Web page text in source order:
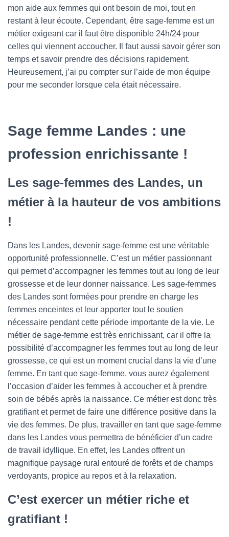
mon aide aux femmes qui ont besoin de moi, tout en
restant à leur écoute. Cependant, être sage-femme est un
métier exigeant car il faut être disponible 24h/24 pour
celles qui viennent accoucher. Il faut aussi savoir gérer son
temps et savoir prendre des décisions rapidement.
Heureusement, j’ai pu compter sur l’aide de mon équipe
pour me seconder lorsque cela était nécessaire.
Sage femme Landes : une
profession enrichissante !
Les sage-femmes des Landes, un
métier à la hauteur de vos ambitions
!
Dans les Landes, devenir sage-femme est une véritable
opportunité professionnelle. C’est un métier passionnant
qui permet d’accompagner les femmes tout au long de leur
grossesse et de leur donner naissance. Les sage-femmes
des Landes sont formées pour prendre en charge les
femmes enceintes et leur apporter tout le soutien
nécessaire pendant cette période importante de la vie. Le
métier de sage-femme est très enrichissant, car il offre la
possibilité d’accompagner les femmes tout au long de leur
grossesse, ce qui est un moment crucial dans la vie d’une
femme. En tant que sage-femme, vous aurez également
l’occasion d’aider les femmes à accoucher et à prendre
soin de bébés après la naissance. Ce métier est donc très
gratifiant et permet de faire une différence positive dans la
vie des femmes. De plus, travailler en tant que sage-femme
dans les Landes vous permettra de bénéficier d’un cadre
de travail idyllique. En effet, les Landes offrent un
magnifique paysage rural entouré de forêts et de champs
verdoyants, propice au repos et à la relaxation.
C’est exercer un métier riche et
gratifiant !